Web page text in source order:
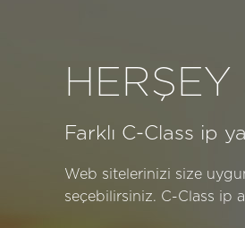
HERŞEY
Farklı C-Class ip
Web sitelerinizi size
seçebilirsiniz. C-Class ip